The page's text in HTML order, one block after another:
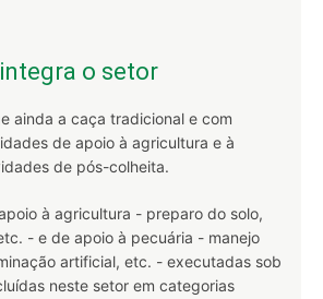
o setor
ainda a caça tradicional e com
de apoio à agricultura e à
de pós-colheita.
à agricultura - preparo do solo,
- e de apoio à pecuária - manejo
artificial, etc. - executadas sob
neste setor em categorias